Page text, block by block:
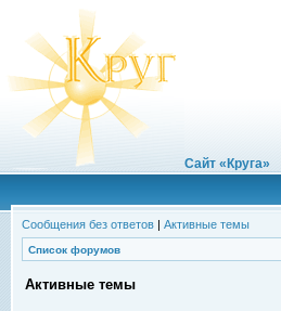
Сайт «Круга»
Сообщения без ответов | Активные темы
Список форумов
Активные темы